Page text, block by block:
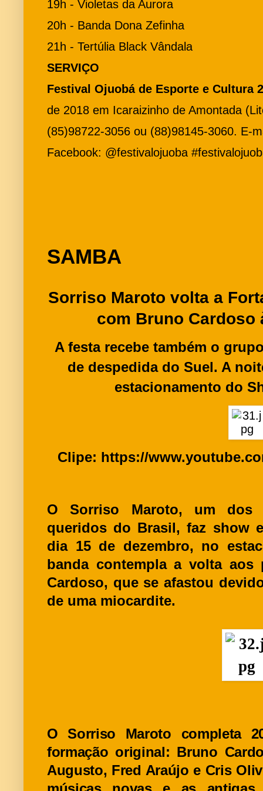
19h - Violetas da Aurora
20h - Banda Dona Zefinha
21h - Tertúlia Black Vândala
SERVIÇO
Festival Ojuobá de Esporte e Cultura
de 2018 em Icaraizinho de Amontada
(85)98722-3056 ou (88)98145-3060. E-
Facebook: @festivalojuoba
SAMBA
Sorriso Maroto volta a
com Bruno Cardoso
A festa recebe também o
de despedida do Suel. A
estacionamento do
Clipe: https://www.youtube.
O Sorriso Maroto, um dos
queridos do Brasil, faz show
dia 15 de dezembro, no
banda contempla a volta
Cardoso, que se afastou
de uma miocardite.
O Sorriso Maroto completa
formação original: Bruno
Augusto, Fred Araújo e Cris